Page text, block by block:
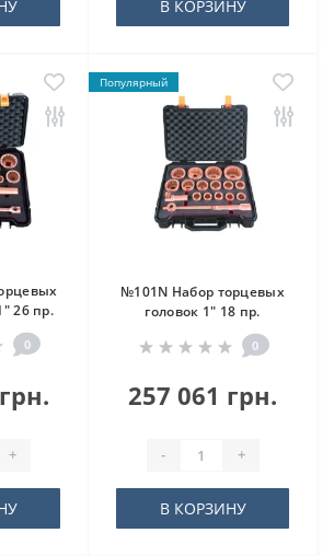
В КОРЗИНУ
26 пр.
0
+
Популярный
№101N Набор торцевых
головок 1" 18 пр.
0
257 061 грн.
- +
В КОРЗИНУ